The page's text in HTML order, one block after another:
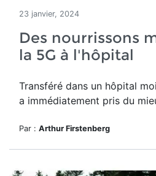
23 janvier, 2024
Des nourrissons
la 5G à l'hôpital
Transféré dans un hôpital
a immédiatement pris du
Par : Arthur Firstenberg